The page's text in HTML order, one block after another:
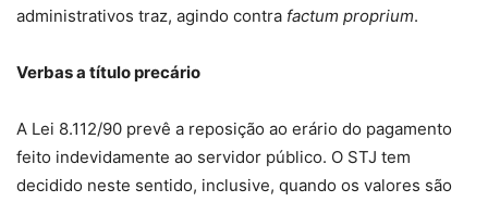
administrativos traz, agindo contra factum proprium.
Verbas a título precário
A Lei 8.112/90 prevê a reposição ao erário do pagamento
feito indevidamente ao servidor público. O STJ tem
decidido neste sentido, inclusive, quando os valores são